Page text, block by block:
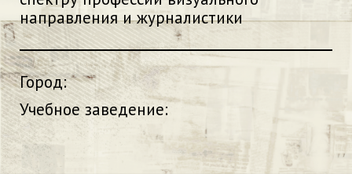
направления и журналистики
Город:
Учебное заведение: